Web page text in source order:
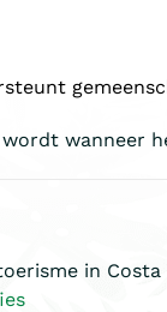
in Costa